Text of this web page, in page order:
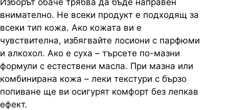
Изборът обаче трябва да бъде направен
внимателно. Не всеки продукт е подходящ за
всеки тип кожа. Ако кожата ви е
чувствителна, избягвайте лосиони с парфюми
и алкохол. Ако е суха – търсете по-мазни
формули с естествени масла. При мазна или
комбинирана кожа – леки текстури с бързо
попиване ще ви осигурят комфорт без лепкав
ефект.